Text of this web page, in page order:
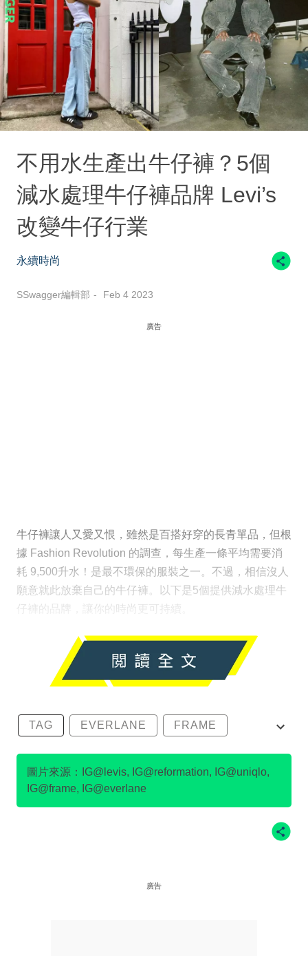
不用水生產出牛仔褲？5個
減水處理牛仔褲品牌 Levi’s
改變牛仔行業
永續時尚
SSwagger編輯部 Feb 4 2023
廣告
牛仔褲讓人又愛又恨，雖然是百搭好穿的長青單品，但根
據 Fashion Revolution 的調查，每生產一條平均需要消
耗 9,500升水！是最不環保的服裝之一。不過，相信沒人
願意就此放棄自己的牛仔褲。以下是5個提供減水處理牛
仔褲的品牌，讓你的時尚更可持續。
TAG EVERLANE FRAME
LEVI’S
REFORMATION
圖片來源：IG@levis, IG@reformation, IG@uniqlo,
IG@frame, IG@everlane
廣告